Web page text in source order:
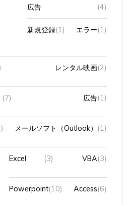
広告 (4)
新規登録(1) エラー(1)
レンタル映画(2)
(7) 広告(1)
メールソフト（Outlook） (1)
Excel (3) VBA(3)
Powerpoint(10) Access(6)